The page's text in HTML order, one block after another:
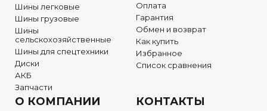
Шины легковые
Шины грузовые
Шины
сельскохозяйственные
Шины для спецтехники
Диски
АКБ
Запчасти
Оплата
Гарантия
Обмен и возврат
Как купить
Избранное
Список сравнения
О КОМПАНИИ КОНТАКТЫ